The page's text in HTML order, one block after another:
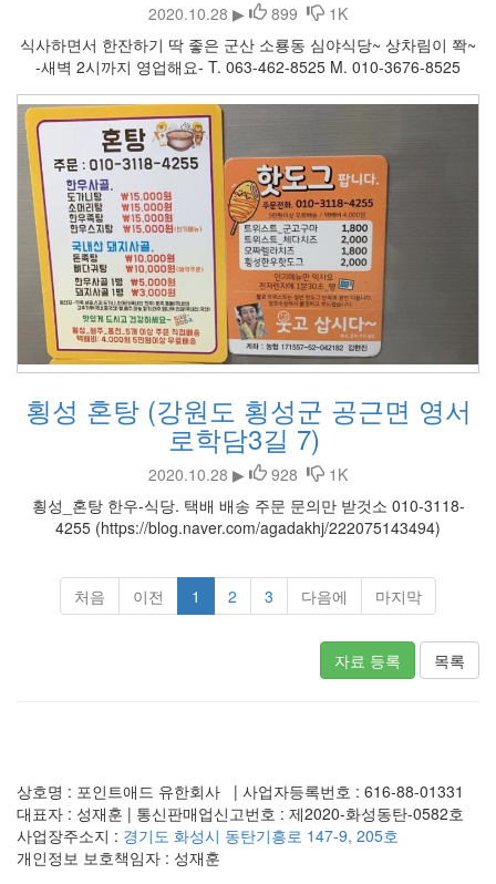
2020.10.28 ▶ 899
1K
식사하면서 한잔하기 딱 좋은 군산 소룡동 심야식당~ 상차림이 쫙~
-새벽 2시까지 영업해요- T. 063-462-8525 M. 010-3676-8525
횡성 혼탕 (강원도 횡성군 공근면 영서
로학담3길 7)
2020.10.28 ▶ 928
1K
횡성_혼탕 한우-식당. 택배 배송 주문 문의만 받것소 010-3118-
4255 (https://blog.naver.com/agadakhj/222075143494)
처음 이전 1 2 3 다음에 마지막
자료 등록 목록
상호명 : 포인트애드 유한회사 | 사업자등록번호 : 616-88-01331
대표자 : 성재훈 | 통신판매업신고번호 : 제2020-화성동탄-0582호
사업장주소지 : 경기도 화성시 동탄기흥로 147-9, 205호
개인정보 보호책임자 : 성재훈